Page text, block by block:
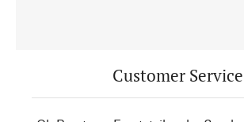
Customer Service